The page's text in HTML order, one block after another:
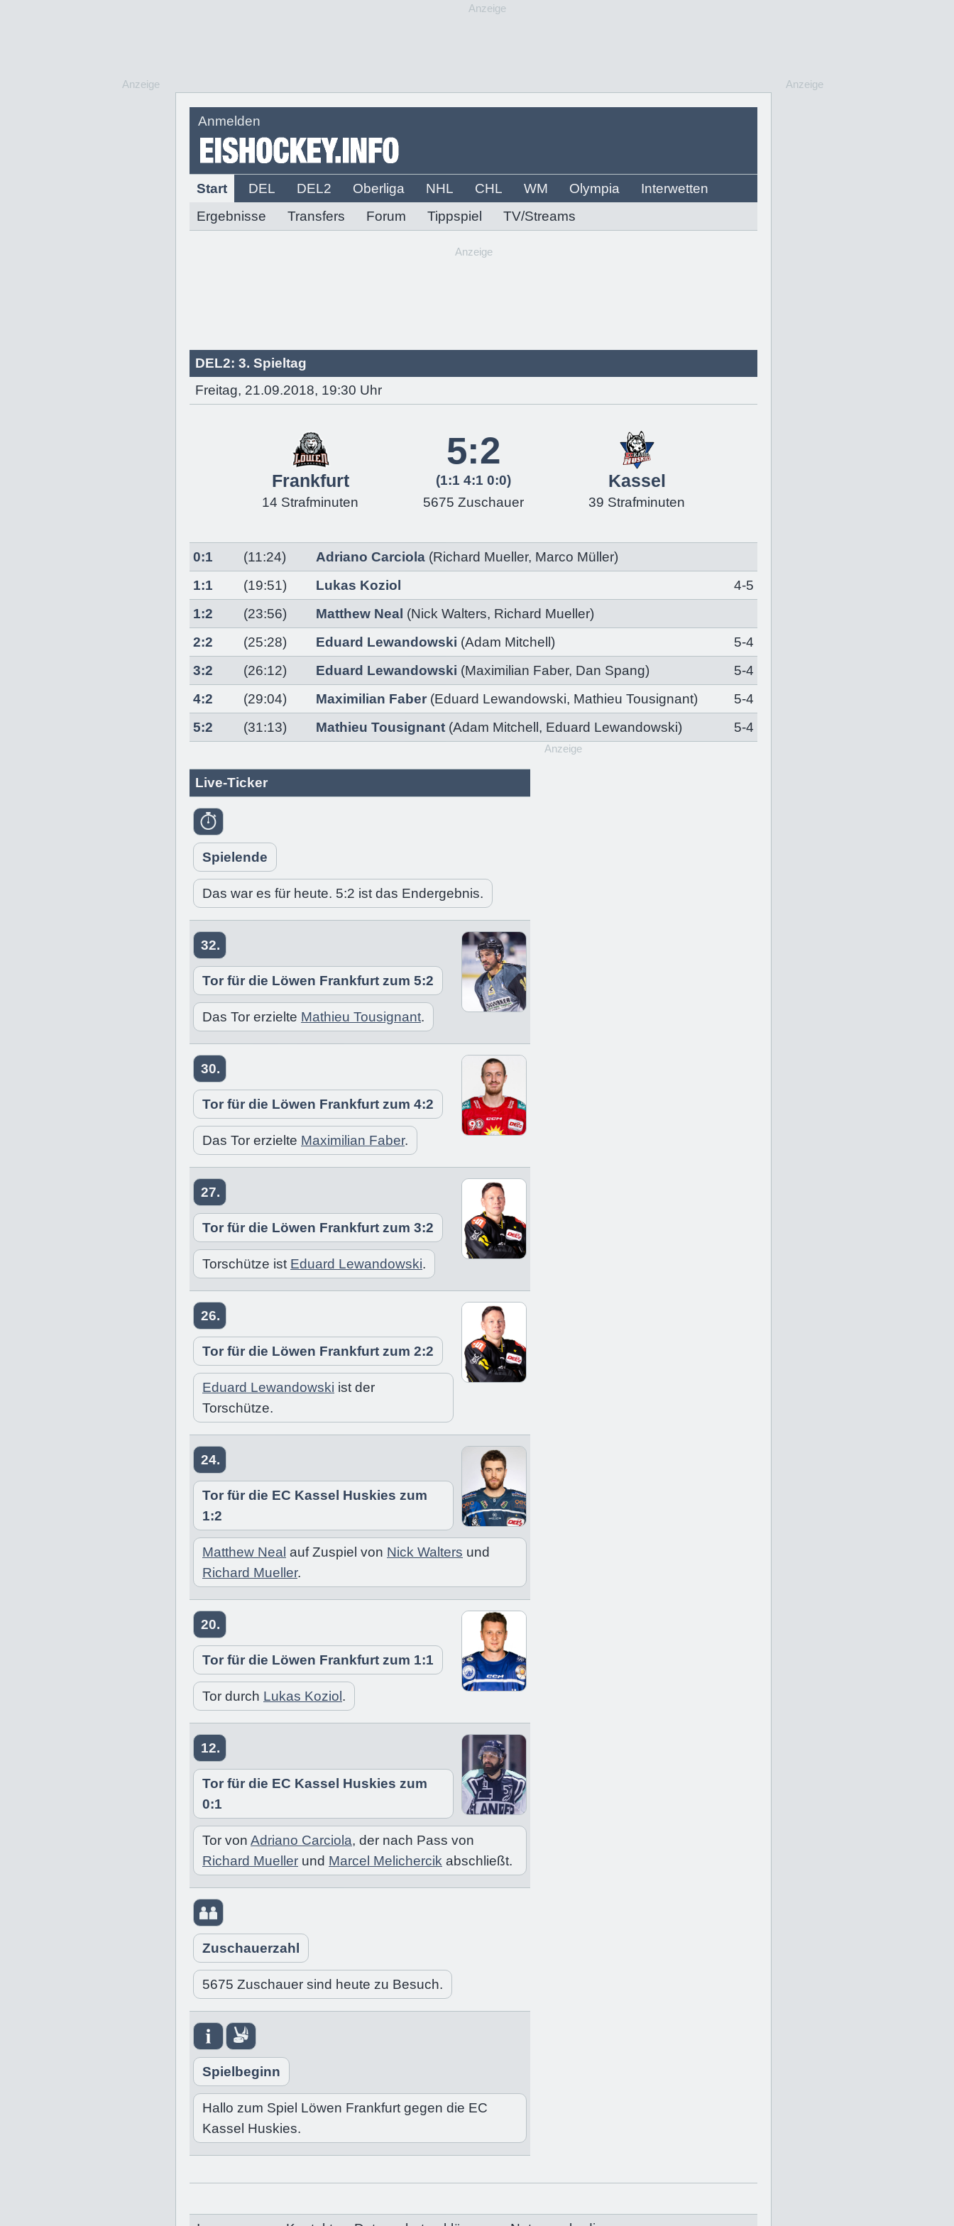
Anzeige
Anmelden
Start DEL DEL2 Oberliga NHL CHL WM Olympia
Interwetten
Ergebnisse
Transfers Forum Tippspiel TV/Streams
Anzeige
Anzeige
Anzeige
DEL2: 3. Spieltag
Freitag, 21.09.2018, 19:30 Uhr
Frankfurt
5:2
(1:1 4:1 0:0) Kassel
14 Strafminuten 5675 Zuschauer 39 Strafminuten
0:1 (11:24) Adriano Carciola (Richard Mueller, Marco Müller)
1:1
(19:51) Lukas Koziol
4-5
1:2
(23:56) Matthew Neal (Nick Walters, Richard Mueller)
2:2
(25:28) Eduard Lewandowski (Adam Mitchell)
5-4
3:2
(26:12) Eduard Lewandowski (Maximilian Faber, Dan Spang)
5-4
4:2
(29:04) Maximilian Faber (Eduard Lewandowski, Mathieu Tousignant)
5-4
5:2
(31:13) Mathieu Tousignant (Adam Mitchell , Eduard Lewandowski) 5-4
Live-Ticker
Spielende
Das war es für heute. 5:2 ist das Endergebnis.
32.
Tor für die Löwen Frankfurt zum 5:2
Das Tor erzielte Mathieu Tousignant.
30.
Tor für die Löwen Frankfurt zum 4:2
Das Tor erzielte Maximilian Faber.
27.
Tor für die Löwen Frankfurt zum 3:2
Torschütze ist Eduard Lewandowski.
26.
Tor für die Löwen Frankfurt zum 2:2
Eduard Lewandowski ist der
Torschütze.
24.
Tor für die EC Kassel Huskies zum
1:2
Matthew Neal auf Zuspiel von Nick Walters und
Richard Mueller.
20.
Tor für die Löwen Frankfurt zum 1:1
Tor durch Lukas Koziol .
12.
Tor für die EC Kassel Huskies zum
0:1
Tor von Adriano Carciola, der nach Pass von
Richard Mueller und Marcel Melichercik abschließt.
Zuschauerzahl
5675 Zuschauer sind heute zu Besuch.
Spielbeginn
Hallo zum Spiel Löwen Frankfurt gegen die EC
Kassel Huskies.
Anzeige